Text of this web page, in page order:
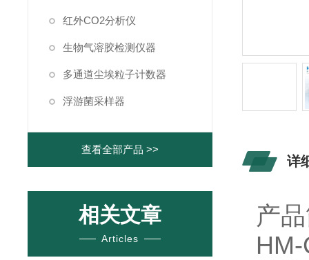
红外CO2分析仪
生物气溶胶检测仪器
多通道尘埃粒子计数器
浮游菌采样器
查看全部产品 >>
相关文章
Articles
详
产